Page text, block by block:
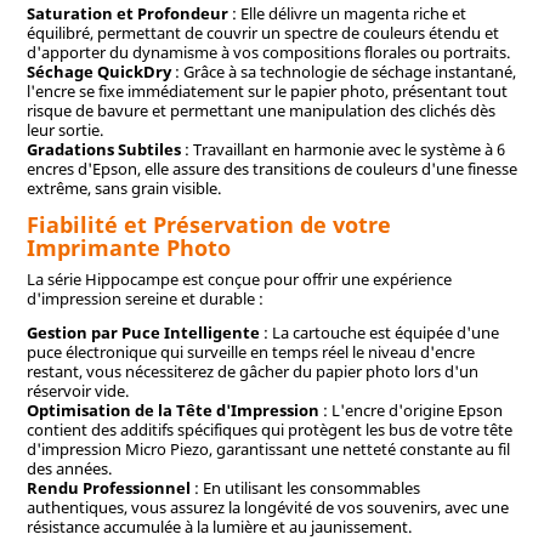
Saturation et Profondeur: Elle délivre un magenta riche et
équilibré, permettant de couvrir un spectre de couleurs étendu et
d'apporter du dynamisme à vos compositions florales ou portraits.
Séchage QuickDry: Grâce à sa technologie de séchage instantané,
l'encre se fixe immédiatement sur le papier photo, présentant tout
risque de bavure et permettant une manipulation des clichés dès
leur sortie.
Gradations Subtiles: Travaillant en harmonie avec le système à 6
encres d'Epson, elle assure des transitions de couleurs d'une finesse
extrême, sans grain visible.
Fiabilité et Préservation de votre
Imprimante Photo
La série Hippocampe est conçue pour offrir une expérience
d'impression sereine et durable :
Gestion par Puce Intelligente: La cartouche est équipée d'une
puce électronique qui surveille en temps réel le niveau d'encre
restant, vous nécessiterez de gâcher du papier photo lors d'un
réservoir vide.
Optimisation de la Tête d'Impression : L'encre d'origine Epson
contient des additifs spécifiques qui protègent les bus de votre tête
d'impression Micro Piezo, garantissant une netteté constante au fil
des années.
Rendu Professionnel : En utilisant les consommables
authentiques, vous assurez la longévité de vos souvenirs, avec une
résistance accumulée à la lumière et au jaunissement.